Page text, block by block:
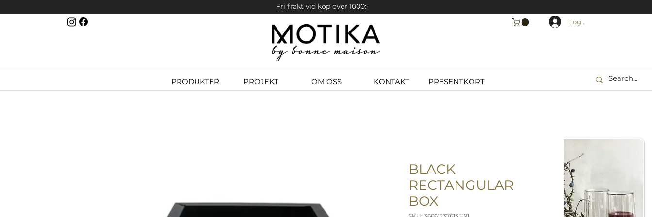
PRODUKTER PROJEKT OM OSS KONTAKT PRESENTKORT
BLACK
RECTANGULAR
BOX
Logga in
Fri frakt vid köp över 1000:-